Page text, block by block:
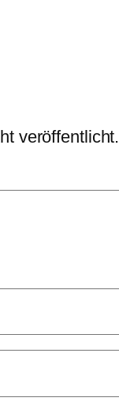
veröffentlicht.